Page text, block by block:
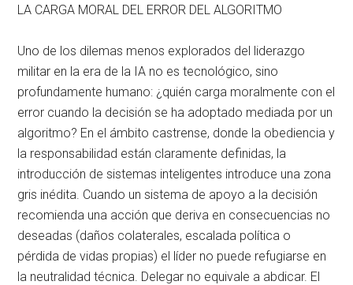
LA CARGA MORAL DEL ERROR DEL ALGORITMO
Uno de los dilemas menos explorados del liderazgo
militar en la era de la IA no es tecnológico, sino
profundamente humano: ¿quién carga moralmente con el
error cuando la decisión se ha adoptado mediada por un
algoritmo? En el ámbito castrense, donde la obediencia y
la responsabilidad están claramente definidas, la
introducción de sistemas inteligentes introduce una zona
gris inédita . Cuando un sistema de apoyo a la decisión
recomienda una acción que deriva en consecuencias no
deseadas (daños colaterales, escalada política o
pérdida de vidas propias) el líder no puede refugiarse en
la neutralidad técnica . Delegar no equivale a abdicar. El